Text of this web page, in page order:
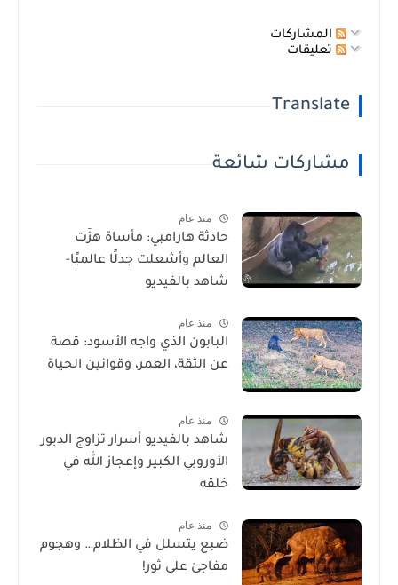
المشاركات
تعليقات
Translate
مشاركات شائعة
منذ عام
حادثة هارامبي: مأساة هزّت
العالم وأشعلت جدلًا عالميًا-
شاهد بالفيديو
منذ عام
البابون الذي واجه الأسود: قصة
عن الثقة، العمر، وقوانين الحياة
منذ عام
شاهد بالفيديو أسرار تزاوج الدبور
الأوروبي الكبير وإعجاز الله في
خلقه
منذ عام
ضبع يتسلل في الظلام… وهجوم
مفاجئ على ثور!